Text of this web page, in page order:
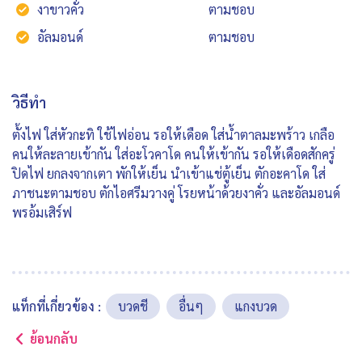
งาขาวคั่ว
ตามชอบ
อัลมอนด์
ตามชอบ
วิธีทำ
ตั้งไฟ ใส่หัวกะทิ ใช้ไฟอ่อน รอให้เดือด ใส่น้ำตาลมะพร้าว เกลือ
คนให้ละลายเข้ากัน ใส่อะโวคาโด คนให้เข้ากัน รอให้เดือดสักครู่
ปิดไฟ ยกลงจากเตา พักให้เย็น นำเข้าแช่ตู้เย็น ตักอะคาโด ใส่
ภาชนะตามชอบ ตักไอศรีมวางคู่ โรยหน้าด้วยงาคั่ว และอัลมอนด์
พรอ้มเสิร์ฟ
แท็กที่เกี่ยวข้อง : บวดชี อื่นๆ
แกงบวด
ย้อนกลับ